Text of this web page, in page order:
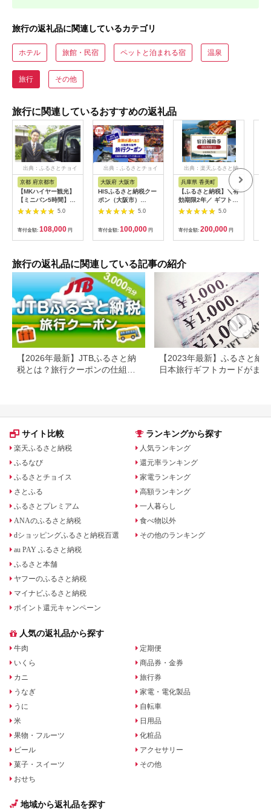
旅行の返礼品に関連しているカテゴリ
ホテル 旅館・民宿 ペットと泊まれる宿 温泉
旅行 その他
旅行に関連しているおすすめの返礼品
出典：ふるさとチョイ
京都 府京都市
【MKハイヤー観光】
【ミニバン5時間】ド
ライバーとめぐるとっ
ておきの京都観光（3
／21-6／20・10／1-
11／30）
5.0
寄付金額: 108,000 円
出典：ふるさとチョイ
大阪府 大阪市
HISふるさと納税クー
ポン（大阪市）
30,000円分_OS039-
5.0
寄付金額: 100,000 円
出典：楽天ふるさと納
兵庫県 香美町
【ふるさと納税】＼有
効期限2年／ ギフトに
も使える 宿泊補助券
60,000円分 宿泊助成
券 宿泊券 旅 トラベル
旅行券 兵庫県 香美町
カニ 温泉 海 観光 旅
宿 体験 ギフト クーポ
ン 宿泊 お泊り 国内旅
行 但馬牛 旅館 温泉宿
プレゼント 贈答 母の
日 25-09
5.0
寄付金額: 200,000 円
旅行の返礼品に関連している記事の紹介
【2026年最新】JTBふるさと納
税とは？旅行クーポンの仕組
【2023年最新】ふるさと納
日本旅行ギフトカードがまだ
サイト比較
楽天ふるさと納税
ふるなび
ふるさとチョイス
さとふる
ふるさとプレミアム
ANAのふるさと納税
dショッピングふるさと納税百選
au PAY ふるさと納税
ふるさと本舗
ヤフーのふるさと納税
マイナビふるさと納税
ポイント還元キャンペーン
ランキングから探す
人気ランキング
還元率ランキング
家電ランキング
高額ランキング
一人暮らし
食べ物以外
その他のランキング
人気の返礼品から探す
牛肉
いくら
カニ
うなぎ
うに
米
果物・フルーツ
ビール
菓子・スイーツ
おせち
定期便
商品券・金券
旅行券
家電・電化製品
自転車
日用品
化粧品
アクセサリー
その他
地域から返礼品を探す